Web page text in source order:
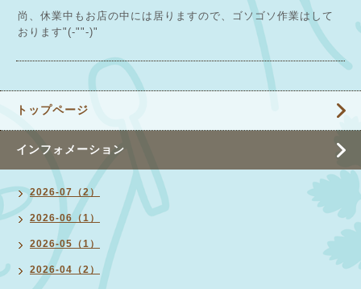
尚、休業中もお店の中には居りますので、ゴソゴソ作業はして
おります"(-""-)"
トップページ
インフォメーション
2026-07（2）
2026-06（1）
2026-05（1）
2026-04（2）